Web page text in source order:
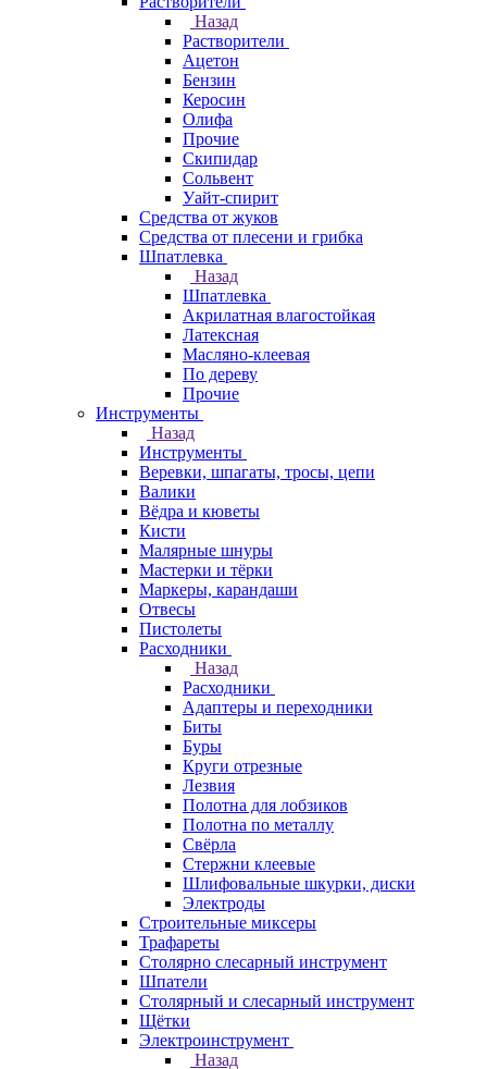
Назад
Растворители
Ацетон
Бензин
Керосин
Олифа
Прочие
Скипидар
Сольвент
Уайт-спирит
Средства от жуков
Средства от плесени и грибка
Шпатлевка
Назад
Шпатлевка
Акрилатная влагостойкая
Латексная
Масляно-клеевая
По дереву
Прочие
Инструменты
Назад
Инструменты
Веревки, шпагаты, тросы, цепи
Валики
Вёдра и кюветы
Кисти
Малярные шнуры
Мастерки и тёрки
Маркеры, карандаши
Отвесы
Пистолеты
Расходники
Назад
Расходники
Адаптеры и переходники
Биты
Буры
Круги отрезные
Лезвия
Полотна для лобзиков
Полотна по металлу
Свёрла
Стержни клеевые
Шлифовальные шкурки, диски
Электроды
Строительные миксеры
Трафареты
Столярно слесарный инструмент
Шпатели
Столярный и слесарный инструмент
Щётки
Электроинструмент
Назад